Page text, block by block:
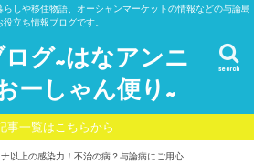
しや移住物語、オーシャンマーケットの情報などの与論島
役立ち情報ブログです。
グ~はなアンニ
ーしゃん便り~
search
事一覧はこちらから
ナ以上の感染力！不治の病？与論病にご用心